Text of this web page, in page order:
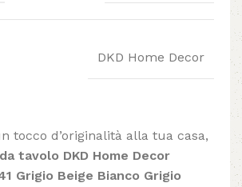
DKD Home Decor
tocco d’originalità alla tua casa,
tavolo DKD Home Decor
Grigio Beige Bianco Grigio